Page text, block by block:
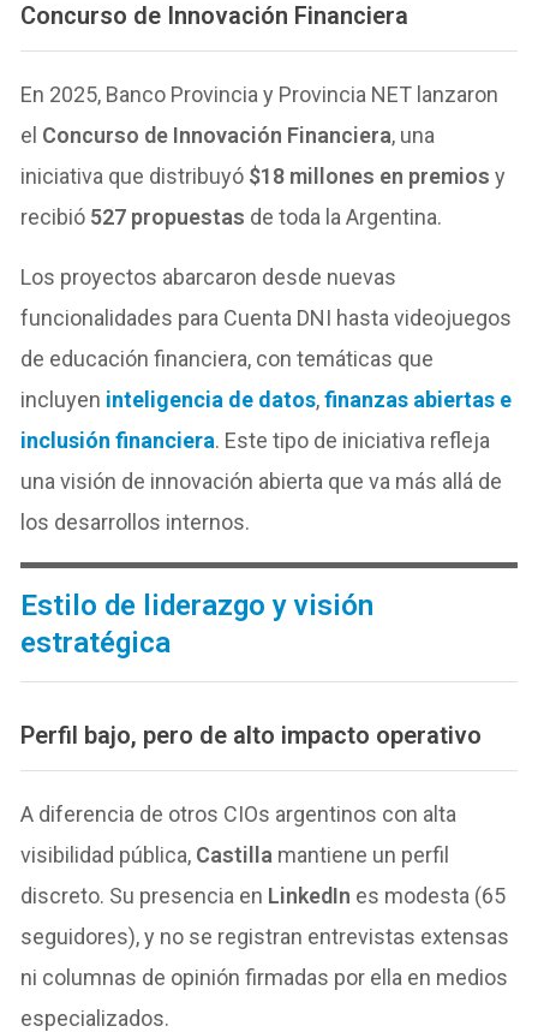
Concurso de Innovación Financiera
En 2025, Banco Provincia y Provincia NET lanzaron
el Concurso de Innovación Financiera, una
iniciativa que distribuyó $18 millones en premios y
recibió 527 propuestas de toda la Argentina.
Los proyectos abarcaron desde nuevas
funcionalidades para Cuenta DNI hasta videojuegos
de educación financiera, con temáticas que
incluyen inteligencia de datos,finanzas abiertas e
inclusión financiera. Este tipo de iniciativa refleja
una visión de innovación abierta que va más allá de
los desarrollos internos.
Estilo de liderazgo y visión
estratégica
Perfil bajo, pero de alto impacto operativo
A diferencia de otros CIOs argentinos con alta
visibilidad pública, Castilla mantiene un perfil
discreto. Su presencia en LinkedIn es modesta (65
seguidores), y no se registran entrevistas extensas
ni columnas de opinión firmadas por ella en medios
especializados.